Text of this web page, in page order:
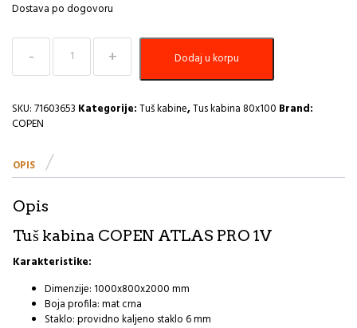
Dostava po dogovoru
Tuš
kabina
kvadratna
ST
black
ATLAS
C-
02-
B43K10801V
količina
Dodaj u korpu
SKU:71603653 Kategorije:Tuš kabine,Tus kabina 80x100 Brand:
COPEN
OPIS
Opis
Tuš kabina COPEN ATLAS PRO 1V
Karakteristike:
Dimenzije: 1000x800x2000 mm
Boja profila: mat crna
Staklo: providno kaljeno staklo 6 mm